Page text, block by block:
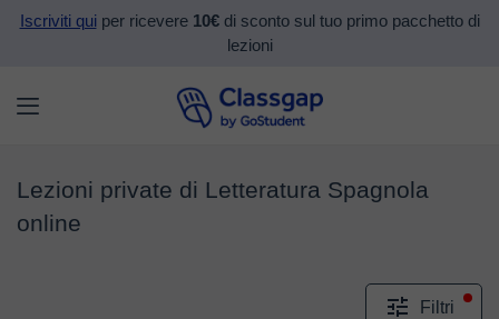
Iscriviti quiper ricevere 10€di sconto sul tuo primo pacchetto di
lezioni
Lezioni private di Letteratura Spagnola
online
Filtri